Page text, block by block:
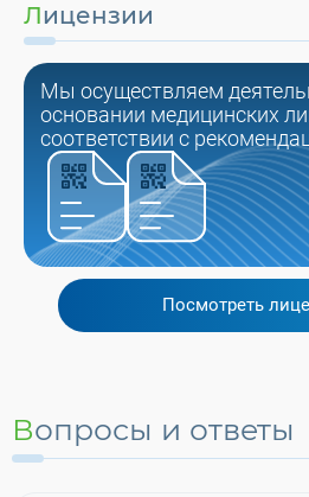
Вопросы и ответы
Лицензии
Мы осуществляем
основании медицинских
соответствии с
Посмотреть